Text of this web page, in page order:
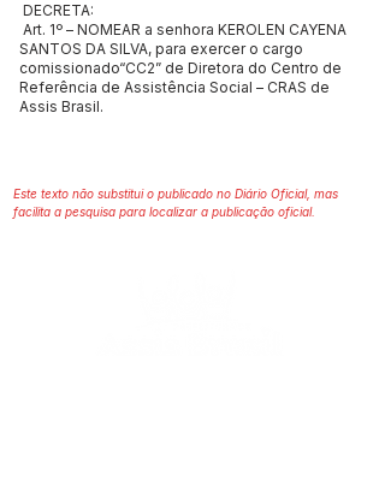
DECRETA:
Art. 1º – NOMEAR a senhora KEROLEN CAYENA
SANTOS DA SILVA, para exercer o cargo
comissionado“CC2” de Diretora do Centro de
Referência de Assistência Social – CRAS de
Assis Brasil.
Este texto não substitui o publicado no Diário Oficial, mas
facilita a pesquisa para localizar a publicação oficial.